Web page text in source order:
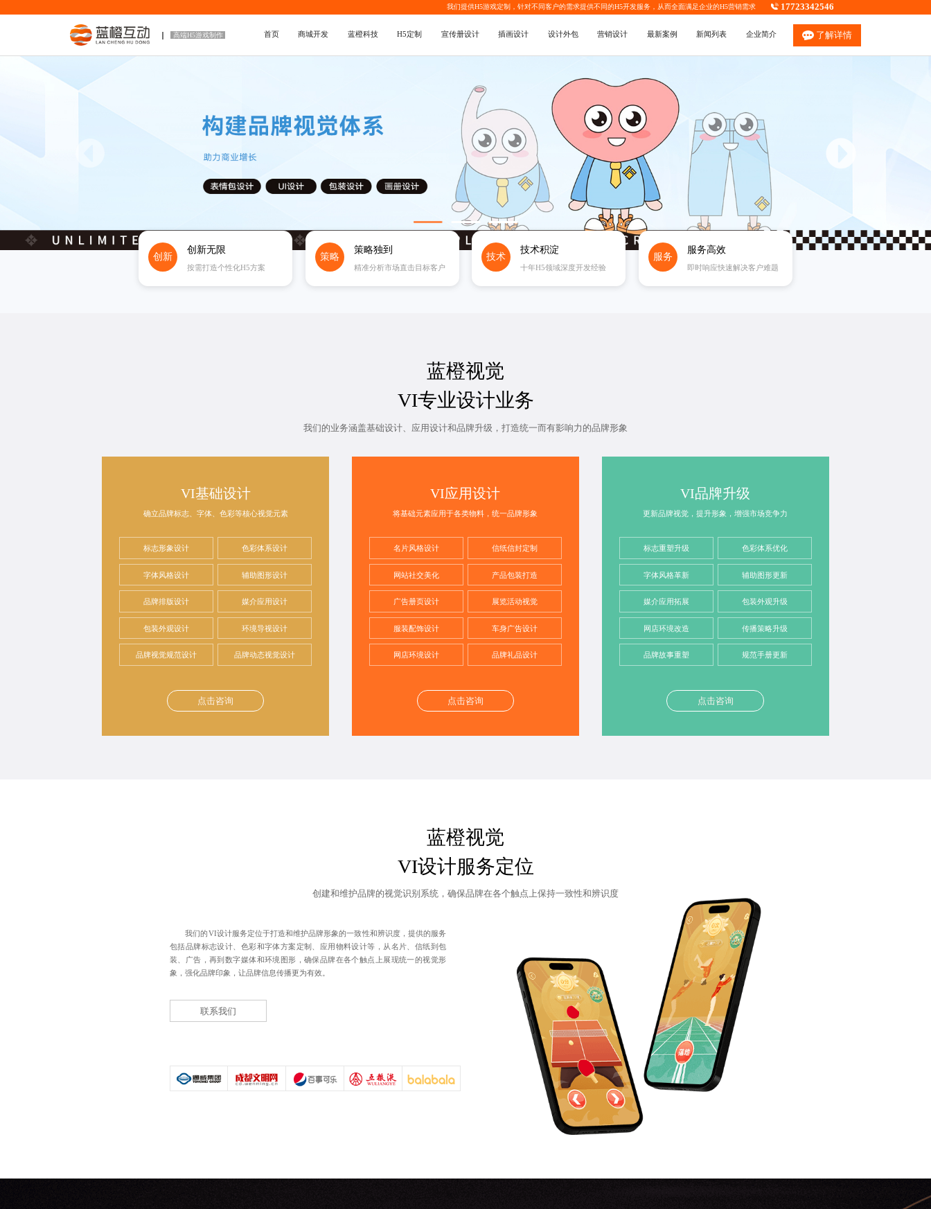
我们提供H5游戏定制 ，针对不同客户的需求提供不同的H5开发服务，从而全面满足企业的H5营销需求 17723342546
高端H5游戏制作 首页 商城开发 蓝橙科技 H5定制 宣传册设计 插画设计 设计外包 营销设计 最新案例 新闻列表 企业简介 了解详情
创新
创新无限
按需打造个性化H5方案
策略
策略独到
精准分析市场直击目标客户
技术
技术积淀
十年H5领域深度开发经验
服务
服务高效
即时响应快速解决客户难题
蓝橙视觉
VI专业设计业务
我们的业务涵盖基础设计、应用设计和品牌升级，打造统一而有影响力的品牌形象
VI基础设计
确立品牌标志、字体、色彩等核心视觉元素
标志形象设计 色彩体系设计
字体风格设计 辅助图形设计
品牌排版设计 媒介应用设计
包装外观设计 环境导视设计
品牌视觉规范设计 品牌动态视觉设计
点击咨询
VI应用设计
将基础元素应用于各类物料，统一品牌形象
名片风格设计 信纸信封定制
网站社交美化 产品包装打造
广告册页设计 展览活动视觉
服装配饰设计 车身广告设计
网店环境设计 品牌礼品设计
点击咨询
VI品牌升级
更新品牌视觉，提升形象，增强市场竞争力
标志重塑升级 色彩体系优化
字体风格革新 辅助图形更新
媒介应用拓展 包装外观升级
网店环境改造 传播策略升级
品牌故事重塑 规范手册更新
点击咨询
蓝橙视觉
VI设计服务定位
创建和维护品牌的视觉识别系统，确保品牌在各个触点上保持一致性和辨识度
我们的VI设计服务定位于打造和维护品牌形象的一致性和辨识度，提供的服务
包括品牌标志设计 、色彩和字体方案定制、应用物料设计等，从名片、信纸到包
装、广告，再到数字媒体和环境图形，确保品牌在各个触点上展现统一的视觉形
象，强化品牌印象，让品牌信息传播更为有效。
联系我们